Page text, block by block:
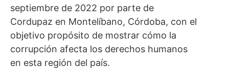
septiembre de 2022 por parte de
Cordupaz en Montelíbano, Córdoba, con el
objetivo propósito de mostrar cómo la
corrupción afecta los derechos humanos
en esta región del país.